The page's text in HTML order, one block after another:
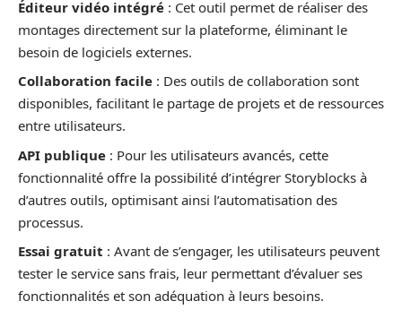
Éditeur vidéo intégré : Cet outil permet de réaliser des
montages directement sur la plateforme, éliminant le
besoin de logiciels externes.
Collaboration facile : Des outils de collaboration sont
disponibles, facilitant le partage de projets et de ressources
entre utilisateurs.
API publique : Pour les utilisateurs avancés, cette
fonctionnalité offre la possibilité d’intégrer Storyblocks à
d’autres outils, optimisant ainsi l’automatisation des
processus.
Essai gratuit : Avant de s’engager, les utilisateurs peuvent
tester le service sans frais, leur permettant d’évaluer ses
fonctionnalités et son adéquation à leurs besoins.